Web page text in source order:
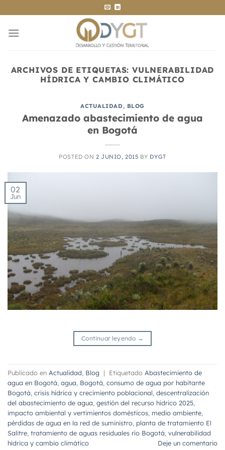
al
contenido
ARCHIVOS DE ETIQUETAS:VULNERABILIDAD
HÍDRICA Y CAMBIO CLIMÁTICO
ACTUALIDAD, BLOG
Amenazado abastecimiento de agua
en Bogotá
POSTED ON 2 JUNIO, 2015 BY DYGT
02
Jun
Continuar leyendo →
Publicado en Actualidad, Blog | Etiquetado Abastecimiento de
agua en Bogotá, agua, Bogotá, consumo de agua por habitante
Bogotá, crisis hídrica y crecimiento poblacional, descentralización
del abastecimiento de agua, gestión del recurso hídrico 2025,
impacto ambiental y vertimientos domésticos, medio ambiente,
pérdidas de agua en la red de suministro, planta de tratamiento El
Salitre, tratamiento de aguas residuales río Bogotá, vulnerabilidad
hídrica y cambio climático
Deje un comentario